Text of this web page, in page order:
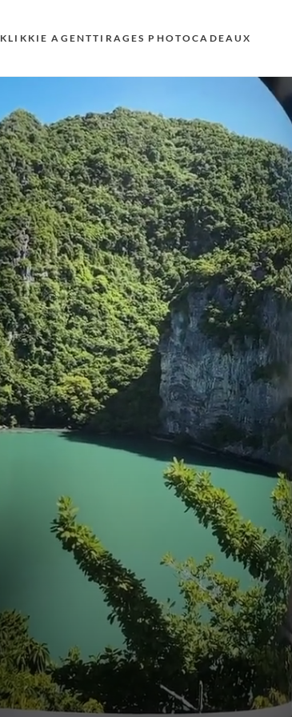
KLIKKIE AGENTTIRAGES PHOTOCADEAUX